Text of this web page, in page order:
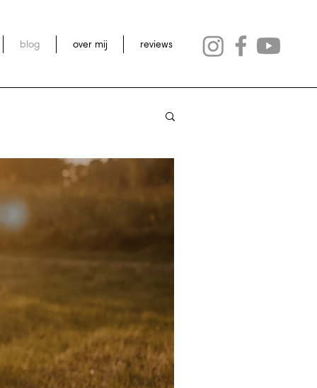
blog over mij reviews